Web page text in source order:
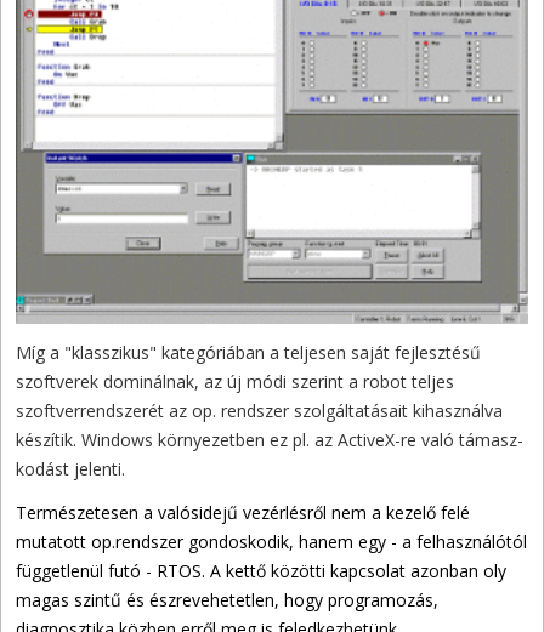
Míg a "klasszikus" kategóriában a teljesen saját fejlesztésű
szoftverek dominálnak, az új módi szerint a robot teljes
szoftverrendszerét az op. rendszer szolgáltatásait kihasználva
készítik. Windows környezetben ez pl. az ActiveX-re való támasz-
kodást jelenti.
Természetesen a valósidejű vezérlésről nem a kezelő felé
mutatott op.rendszer gondoskodik, hanem egy - a felhasználótól
függetlenül futó - RTOS. A kettő közötti kapcsolat azonban oly
magas szintű és észrevehetetlen, hogy programozás,